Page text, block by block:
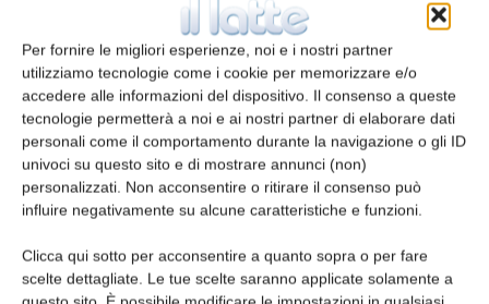
Per fornire le migliori esperienze, noi e i nostri partner
utilizziamo tecnologie come i cookie per memorizzare e/o
accedere alle informazioni del dispositivo. Il consenso a queste
tecnologie permetterà a noi e ai nostri partner di elaborare dati
personali come il comportamento durante la navigazione o gli ID
univoci su questo sito e di mostrare annunci (non)
personalizzati. Non acconsentire o ritirare il consenso può
influire negativamente su alcune caratteristiche e funzioni.
Clicca qui sotto per acconsentire a quanto sopra o per fare
scelte dettagliate. Le tue scelte saranno applicate solamente a
Markem-Imaje rileva Solaris Laser S.A.
redazione 10 Settembre 2020